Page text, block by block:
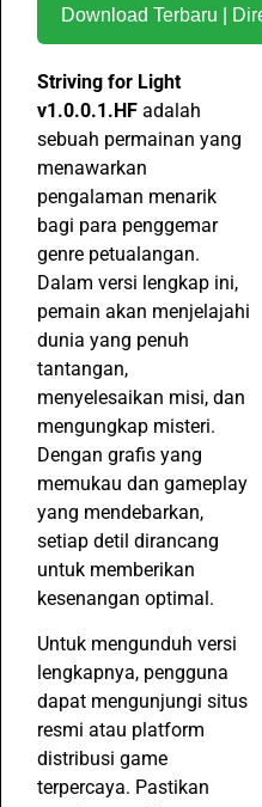
Striving for Light
v1.0.0.1.HF adalah
sebuah permainan yang
menawarkan
pengalaman menarik
bagi para penggemar
genre petualangan.
Dalam versi lengkap ini,
pemain akan menjelajahi
dunia yang penuh
tantangan,
menyelesaikan misi, dan
mengungkap misteri.
Dengan grafis yang
memukau dan gameplay
yang mendebarkan,
setiap detil dirancang
untuk memberikan
kesenangan optimal.
Untuk mengunduh versi
lengkapnya, pengguna
dapat mengunjungi situs
resmi atau platform
distribusi game
terpercaya. Pastikan